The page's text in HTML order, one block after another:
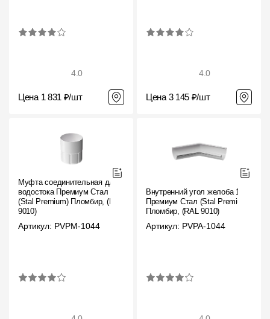
4.0
Цена 1 831 ₽/шт
4.0
Цена 3 145 ₽/шт
Муфта соединительная для
водостока Премиум Стал
(Stal Premium) Пломбир, (RAL
9010)
Артикул: PVPM-1044
Внутренний угол желоба 135˚
Премиум Стал (Stal Premium)
Пломбир, (RAL 9010)
Артикул: PVPA-1044